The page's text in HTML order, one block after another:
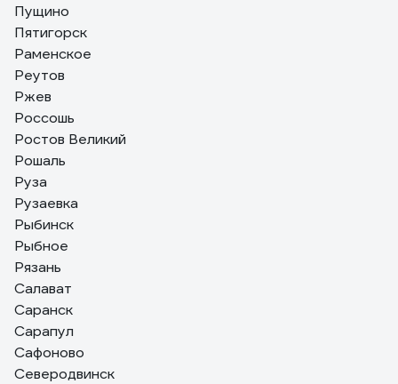
Пущино
Пятигорск
Раменское
Реутов
Ржев
Россошь
Ростов Великий
Рошаль
Руза
Рузаевка
Рыбинск
Рыбное
Рязань
Салават
Саранск
Сарапул
Сафоново
Северодвинск